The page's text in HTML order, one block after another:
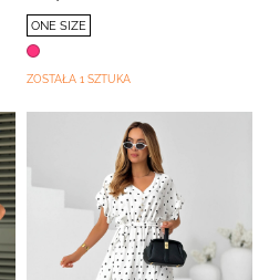
ONE SIZE
ZOSTAŁA 1 SZTUKA